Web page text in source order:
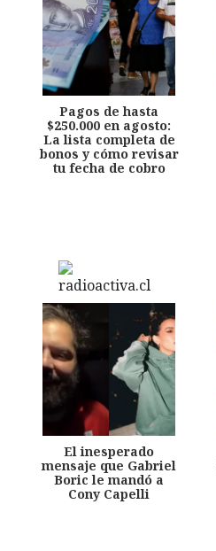
Pagos de hasta
$250.000 en agosto:
La lista completa de
bonos y cómo revisar
tu fecha de cobro
El inesperado
mensaje que Gabriel
Boric le mandó a
Cony Capelli